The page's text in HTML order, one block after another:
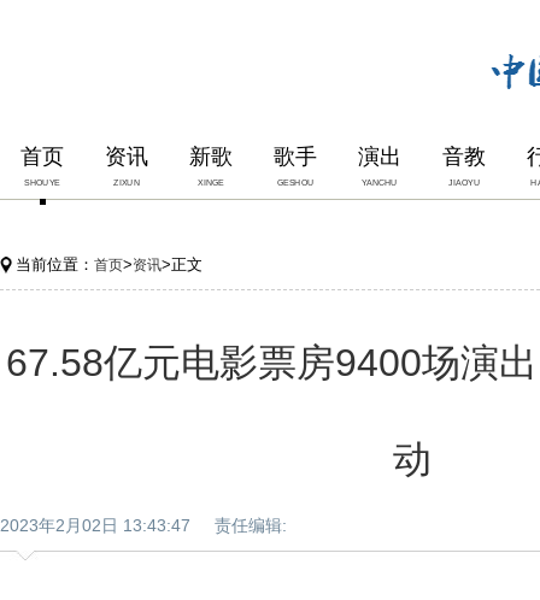
首页
SHOUYE
资讯
ZIXUN
新歌
XINGE
歌手
GESHOU
演出
YANCHU
音教
JIAOYU
当前位置： 首页>资讯>正文
67.58亿元电影票房9400场演
动
2023年2月02日 13:43:47 责任编辑: